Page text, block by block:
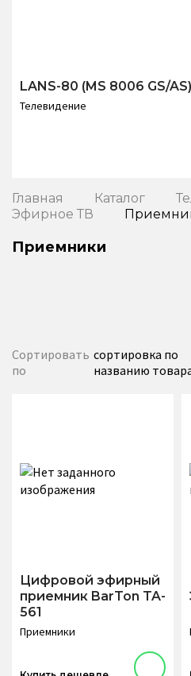
LANS-80 (MS 8006 GS/AS)
Телевидение
Главная Каталог
Эфирное ТВ
Приемники
Сортировать
по
сортировка по
названию
Цифровой эфирный
приемник BarTon TA-
561
Приемники